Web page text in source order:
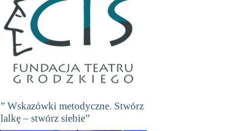
” Wskazówki metodyczne. Stwórz
lalkę – stwórz siebie”